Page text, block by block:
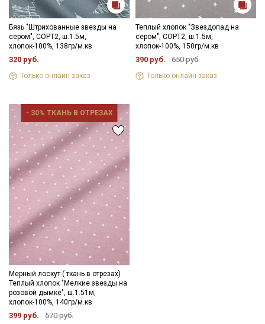
Бязь "Штрихованные звезды на
сером", СОРТ2, ш.1.5м,
хлопок-100%, 138гр/м.кв
320 руб.
Только онлайн-заказ
Теплый хлопок "Звездопад на
сером", СОРТ2, ш.1.5м,
хлопок-100%, 150гр/м.кв
390 руб. 650 руб.
Только онлайн-заказ
- 30% ТКАНЬ В ОТРЕЗАХ
Мерный лоскут ( ткань в отрезах)
Теплый хлопок "Мелкие звезды на
розовой дымке", ш.1.51м,
хлопок-100%, 140гр/м.кв
399 руб. 570 руб.